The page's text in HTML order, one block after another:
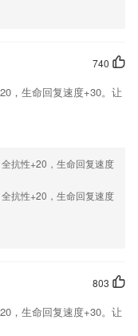
740
，生命回复速度+30。让
抗性+20，生命回复速度
抗性+20，生命回复速度
803
，生命回复速度+30。让